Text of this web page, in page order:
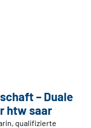
– Duale
htw saar
qualifizierte